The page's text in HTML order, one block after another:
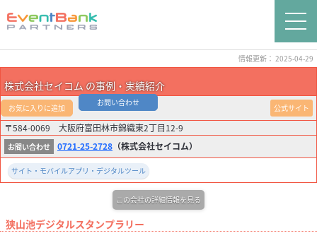
情報更新： 2025-04-29
株式会社セイコム の事例・実績紹介
お気に入りに追加
〒584-0069 大阪府富田林市錦織東2丁目12-9
0721-25-2728 （株式会社セイコム）
公式サイト
お問い合わせ
サイト・モバイルアプリ・デジタルツール
この会社の詳細情報を見る
狭山池デジタルスタンプラリー